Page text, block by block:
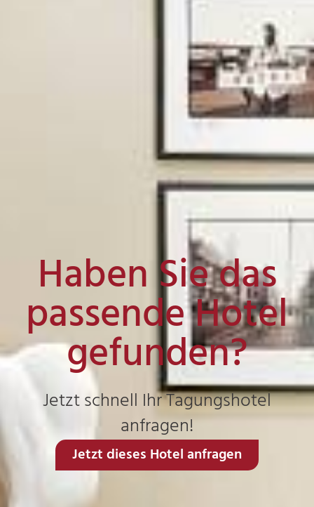
Haben Sie das
passende Hotel
gefunden?
Jetzt schnell Ihr Tagungshotel
anfragen!
Jetzt dieses Hotel anfragen